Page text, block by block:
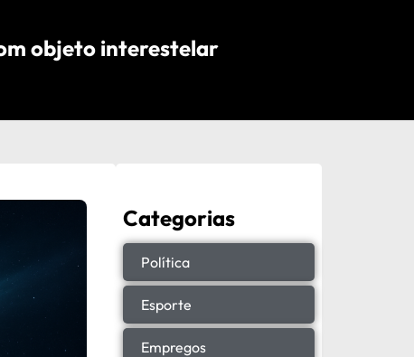
objeto interestelar
Categorias
Política
Esporte
Empregos